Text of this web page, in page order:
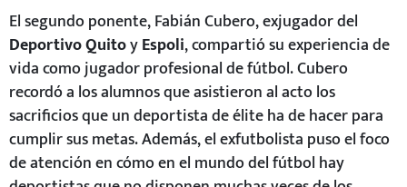
El segundo ponente, Fabián Cubero, exjugador del
Deportivo QuitoyEspoli, compartió su experiencia de
vida como jugador profesional de fútbol. Cubero
recordó a los alumnos que asistieron al acto los
sacrificios que un deportista de élite ha de hacer para
cumplir sus metas. Además, el exfutbolista puso el foco
de atención en cómo en el mundo del fútbol hay